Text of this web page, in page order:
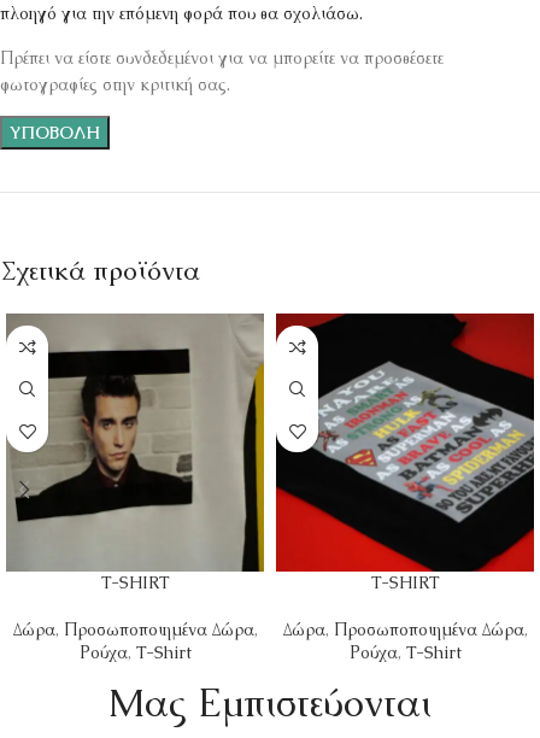
πλοηγό για την επόμενη φορά που θα σχολιάσω.
Πρέπει να είστε συνδεδεμένοι για να μπορείτε να προσθέσετε
φωτογραφίες στην κριτική σας.
Σχετικά προϊόντα
T-SHIRT
Δώρα, Προσωποποιημένα Δώρα,
Ρούχα, T-Shirt
T-SHIRT
Δώρα, Προσωποποιημένα Δώρα,
Ρούχα, T-Shirt
Mας Εμπιστεύονται